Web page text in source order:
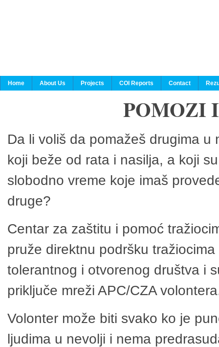
Home About Us Projects COI Reports Contact
POMOZI
Da li voliš da pomažeš drugima
koji beže od rata i nasilja, a koji
slobodno vreme koje imaš
druge?
Centar za zaštitu i pomoć
pruže direktnu podršku
tolerantnog i otvorenog društva i
priključe mreži APC/CZA
Volonter može biti svako ko je
ljudima u nevolji i nema